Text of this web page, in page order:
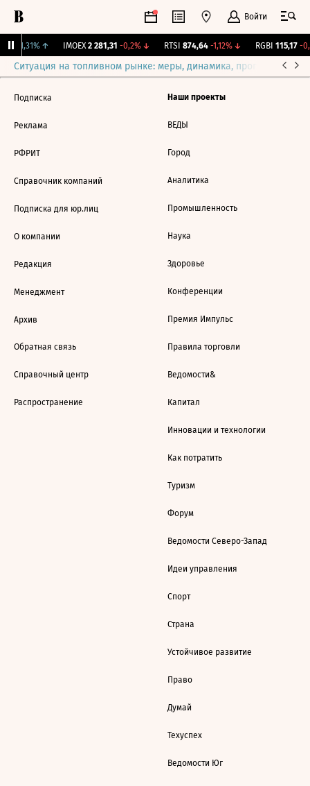
Войти
+1,31%↑ IMOEX 2 281,31 -0,2%↓ RTSI 874,64 -1,12%↓ RGBI 115,17 -
Ситуация на топливном рынке: меры, динамика, прогнозы
Подписка
Реклама
РФРИТ
Справочник компаний
Подписка для юр.лиц
О компании
Редакция
Менеджмент
Архив
Обратная связь
Справочный центр
Распространение
Наши проекты
ВЕДЫ
Город
Аналитика
Промышленность
Наука
Здоровье
Конференции
Премия Импульс
Правила торговли
Ведомости&
Капитал
Инновации и технологии
Как потратить
Туризм
Форум
Ведомости Северо-Запад
Идеи управления
Спорт
Страна
Устойчивое развитие
Право
Думай
Техуспех
Ведомости Юг